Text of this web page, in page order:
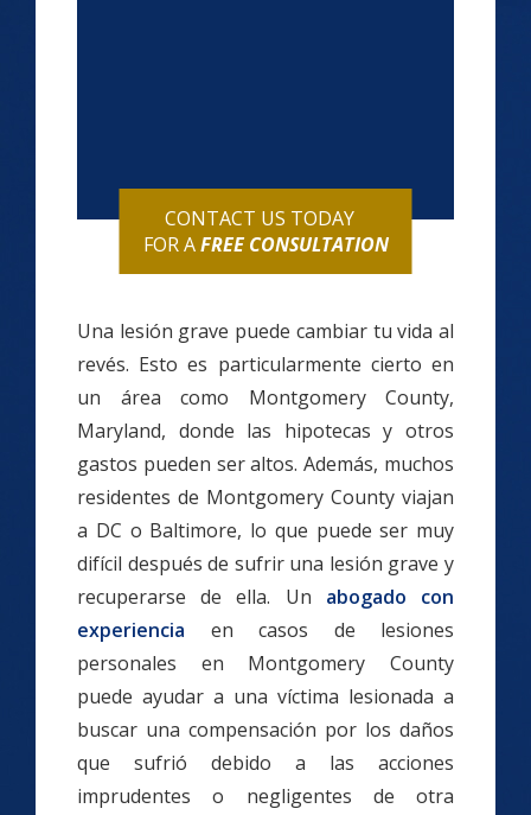
CONTACT US TODAY
FOR AFREE CONSULTATION
Una lesión grave puede cambiar tu vida al
revés. Esto es particularmente cierto en
un área como Montgomery County,
Maryland, donde las hipotecas y otros
gastos pueden ser altos. Además, muchos
residentes de Montgomery County viajan
a DC o Baltimore, lo que puede ser muy
difícil después de sufrir una lesión grave y
recuperarse de ella. Un abogado con
experiencia en casos de lesiones
personales en Montgomery County
puede ayudar a una víctima lesionada a
buscar una compensación por los daños
que sufrió debido a las acciones
imprudentes o negligentes de otra